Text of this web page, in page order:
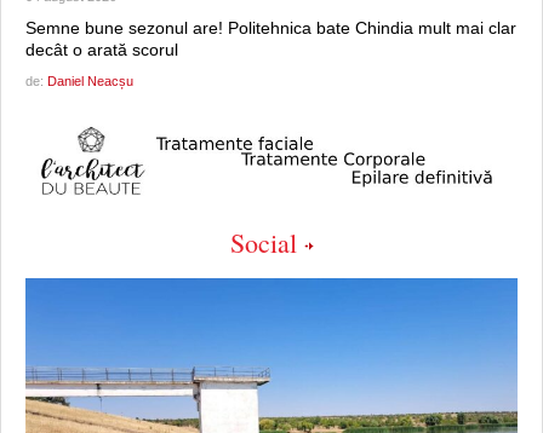
Semne bune sezonul are! Politehnica bate Chindia mult mai clar
decât o arată scorul
de: Daniel Neacșu
Social